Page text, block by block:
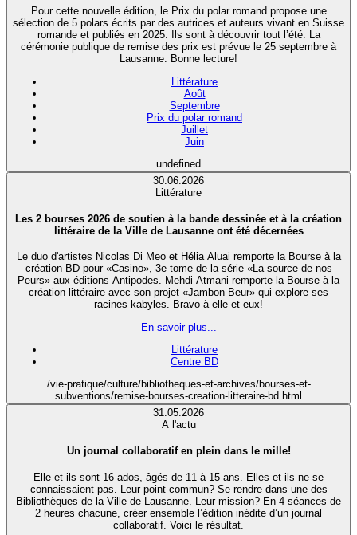
Pour cette nouvelle édition, le Prix du polar romand propose une
sélection de 5 polars écrits par des autrices et auteurs vivant en Suisse
romande et publiés en 2025. Ils sont à découvrir tout l’été. La
cérémonie publique de remise des prix est prévue le 25 septembre à
Lausanne. Bonne lecture!
Littérature
Août
Septembre
Prix du polar romand
Juillet
Juin
undefined
30.06.2026
Littérature
Les 2 bourses 2026 de soutien à la bande dessinée et à la création
littéraire de la Ville de Lausanne ont été décernées
Le duo d'artistes Nicolas Di Meo et Hélia Aluai remporte la Bourse à la
création BD pour «Casino», 3e tome de la série «La source de nos
Peurs» aux éditions Antipodes. Mehdi Atmani remporte la Bourse à la
création littéraire avec son projet «Jambon Beur» qui explore ses
racines kabyles. Bravo à elle et eux!
En savoir plus...
Littérature
Centre BD
/vie-pratique/culture/bibliotheques-et-archives/bourses-et-
subventions/remise-bourses-creation-litteraire-bd.html
31.05.2026
A l'actu
Un journal collaboratif en plein dans le mille!
Elle et ils sont 16 ados, âgés de 11 à 15 ans. Elles et ils ne se
connaissaient pas. Leur point commun? Se rendre dans une des
Bibliothèques de la Ville de Lausanne. Leur mission? En 4 séances de
2 heures chacune, créer ensemble l’édition inédite d’un journal
collaboratif. Voici le résultat.